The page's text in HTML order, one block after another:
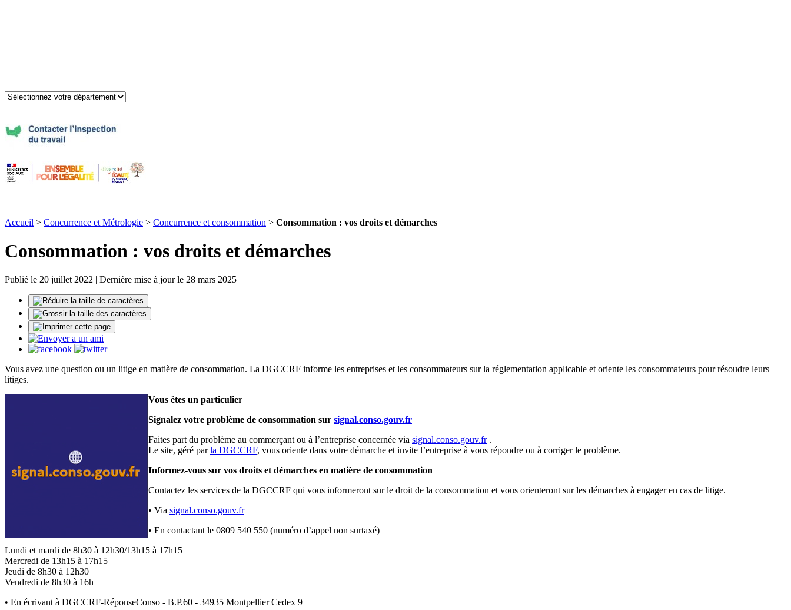
Accueil > Concurrence et Métrologie > Concurrence et consommation > Consommation : vos droits et démarches
Consommation : vos droits et démarches
Publié le 20 juillet 2022 | Dernière mise à jour le 28 mars 2025
Vous avez une question ou un litige en matière de consommation. La DGCCRF informe les entreprises et les consommateurs sur la réglementation applicable et oriente les consommateurs pour résoudre leurs
litiges.
Vous êtes un particulier
Signalez votre problème de consommation sur signal.conso.gouv.fr
Faites part du problème au commerçant ou à l’entreprise concernée via signal.conso.gouv.fr.
Le site, géré parla DGCCRF, vous oriente dans votre démarche et invite l’entreprise à vous répondre ou à corriger le problème.
Informez-vous sur vos droits et démarches en matière de consommation
Contactez les services de la DGCCRF qui vous informeront sur le droit de la consommation et vous orienteront sur les démarches à engager en cas de litige.
• Via signal.conso.gouv.fr
• En contactant le 0809 540 550 (numéro d’appel non surtaxé)
Lundi et mardi de 8h30 à 12h30/13h15 à 17h15
Mercredi de 13h15 à 17h15
Jeudi de 8h30 à 12h30
Vendredi de 8h30 à 16h
• En écrivant à DGCCRF-RéponseConso - B.P.60 - 34935 Montpellier Cedex 9